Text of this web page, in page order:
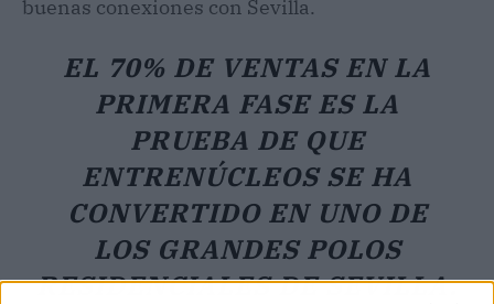
buenas conexiones con Sevilla.
EL 70% DE VENTAS EN LA
PRIMERA FASE ES LA
PRUEBA DE QUE
ENTRENÚCLEOS SE HA
CONVERTIDO EN UNO DE
LOS GRANDES POLOS
RESIDENCIALES DE SEVILLA.